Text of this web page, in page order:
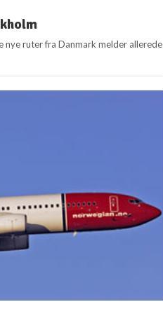
ruter fra Danmark melder allerede